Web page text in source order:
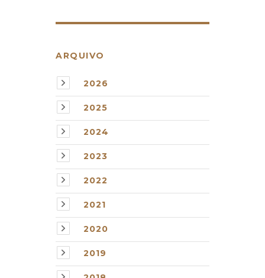
ARQUIVO
2026
2025
2024
2023
2022
2021
2020
2019